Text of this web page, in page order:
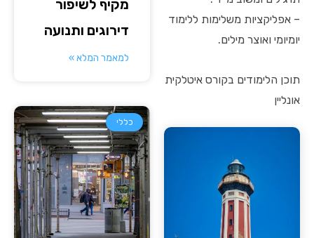
– אפליקציות משלימות ללימוד
יומיומי ואוצר מילים.
תוכן הלימודים בקורס איטלקית
אונליין
מקיף לשיפור
דירוגים ותנועה
למאמר המלא »
כללי